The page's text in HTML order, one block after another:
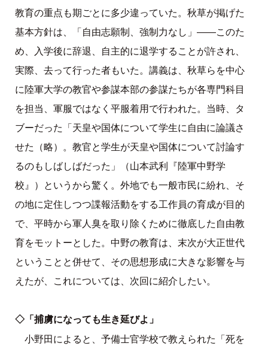
教育の重点も期ごとに多少違っていた。秋草が掲げた
基本方針は、「自由志願制、強制力なし」――このた
め、入学後に辞退、自主的に退学することが許され、
実際、去って行った者もいた。講義は、秋草らを中心
に陸軍大学の教官や参謀本部の参謀たちが各専門科目
を担当、軍服ではなく平服着用で行われた。当時、タ
ブーだった「天皇や国体について学生に自由に論議さ
せた（略）。教官と学生が天皇や国体について討論す
るのもしばしばだった」（山本武利『陸軍中野学
校』）というから驚く。外地でも一般市民に紛れ、そ
の地に定住しつつ諜報活動をする工作員の育成が目的
で、平時から軍人臭を取り除くために徹底した自由教
育をモットーとした。中野の教育は、末次が大正世代
ということと併せて、その思想形成に大きな影響を与
えたが、これについては、次回に紹介したい。
◇「捕虜になっても生き延びよ」
小野田によると、予備士官学校で教えられた「死を